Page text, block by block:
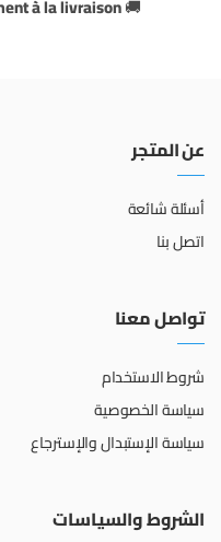
🚚
à la livraison
عن المتجر
أسئلة شائعة
اتصل بنا
تواصل معنا
شروط الاستخدام
سياسة الخصوصية
سياسة الإستبدال والإسترجاع
الشروط والسياسات